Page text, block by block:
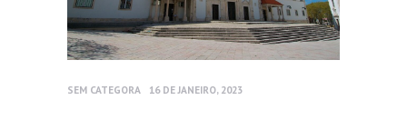
SEM CATEGORA 16 DE JANEIRO, 2023